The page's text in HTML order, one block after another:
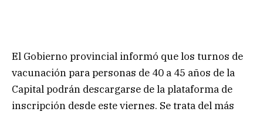
El Gobierno provincial informó que los turnos de
vacunación para personas de 40 a 45 años de la
Capital podrán descargarse de la plataforma de
inscripción desde este viernes. Se trata del más